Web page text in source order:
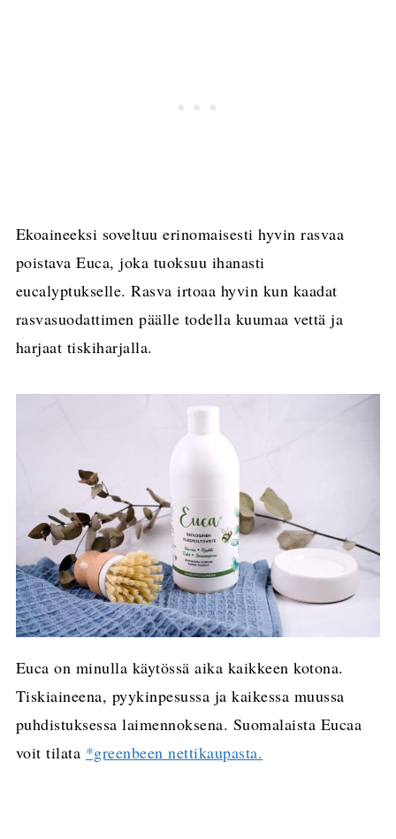
Ekoaineeksi soveltuu erinomaisesti hyvin rasvaa
poistava Euca, joka tuoksuu ihanasti
eucalyptukselle. Rasva irtoaa hyvin kun kaadat
rasvasuodattimen päälle todella kuumaa vettä ja
harjaat tiskiharjalla.
Euca on minulla käytössä aika kaikkeen kotona.
Tiskiaineena, pyykinpesussa ja kaikessa muussa
puhdistuksessa laimennoksena. Suomalaista Eucaa
voit tilata *greenbeen nettikaupasta.